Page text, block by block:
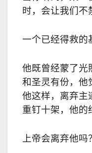
时，会让我们不
一个已经得救的
他既曾经蒙了光
和圣灵有份，他
他这样，离弃主
重钉十架，他的
上帝会离弃他吗？